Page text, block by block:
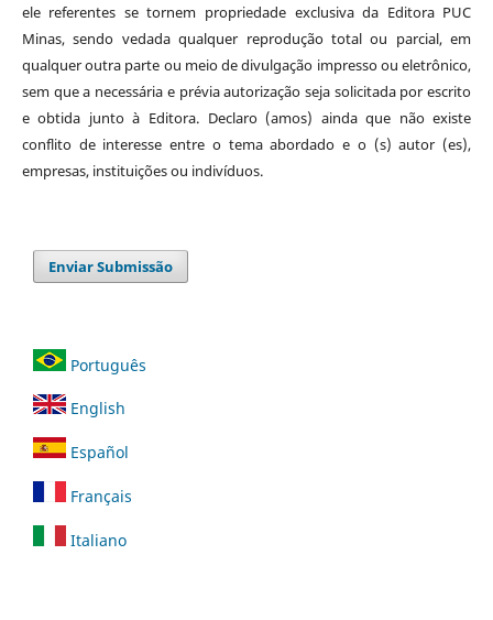
ele referentes se tornem propriedade exclusiva da Editora PUC
Minas, sendo vedada qualquer reprodução total ou parcial, em
qualquer outra parte ou meio de divulgação impresso ou eletrônico,
sem que a necessária e prévia autorização seja solicitada por escrito
e obtida junto à Editora. Declaro (amos) ainda que não existe
conflito de interesse entre o tema abordado e o (s) autor (es),
empresas, instituições ou indivíduos.
Enviar Submissão
Português
English
Español
Français
Italiano